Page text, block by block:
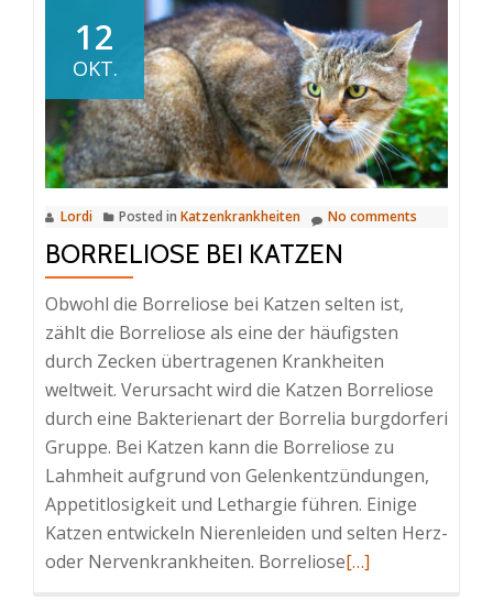
Hund
–
Symptome,
Therapie
und
Impfung
12
OKT.
Lordi Posted in Katzenkrankheiten No comments
BORRELIOSE BEI KATZEN
Obwohl die Borreliose bei Katzen selten ist,
zählt die Borreliose als eine der häufigsten
durch Zecken übertragenen Krankheiten
weltweit. Verursacht wird die Katzen Borreliose
durch eine Bakterienart der Borrelia burgdorferi
Gruppe. Bei Katzen kann die Borreliose zu
Lahmheit aufgrund von Gelenkentzündungen,
Appetitlosigkeit und Lethargie führen. Einige
Katzen entwickeln Nierenleiden und selten Herz-
oder Nervenkrankheiten. BorrelioseRead
[…]